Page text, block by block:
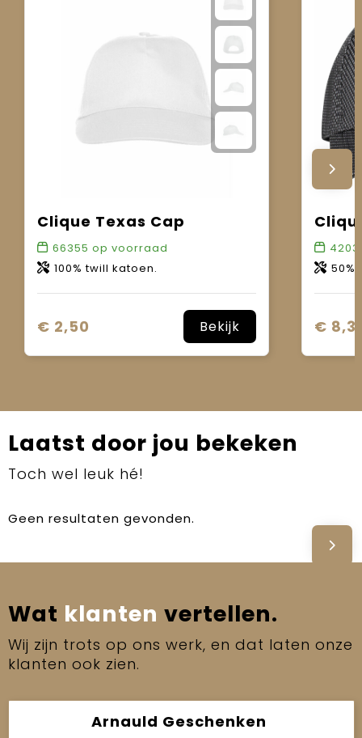
Clique Texas Cap
66355 op voorraad
100% twill katoen.
€ 2,50 Bekijk
4203
50%
€
Laatst door jou bekeken
Toch wel leuk hé!
Geen resultaten gevonden.
Wat klanten vertellen.
Wij zijn trots op ons werk, en dat laten onze
klanten ook zien.
Arnauld Geschenken